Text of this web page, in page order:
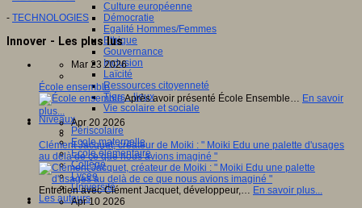
Culture européenne
Démocratie
Egalité Hommes/Femmes
Ethique
Gouvernance
Inclusion
Laïcité
Ressources citoyenneté
Tiers - lieux
Vie scolaire et sociale
Niveaux
Périscolaire
Ecole maternelle
Ecole élémentaire
Collège
Lycée
Université
Les auteurs
- TECHNOLOGIES
Innover - Les plus lus
Mar 23 2026
École ensemble
Après avoir présenté École Ensemble… En savoir
plus...
Apr 20 2026
Clément Jacquet, créateur de Moiki : " Moiki Edu une palette d'usages
au delà de ce que nous avions imaginé "
Entretien avec Clément Jacquet, développeur,… En savoir plus...
Apr 10 2026